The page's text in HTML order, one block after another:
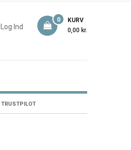
Log Ind
KURV
0
0,00 kr.
TRUSTPILOT